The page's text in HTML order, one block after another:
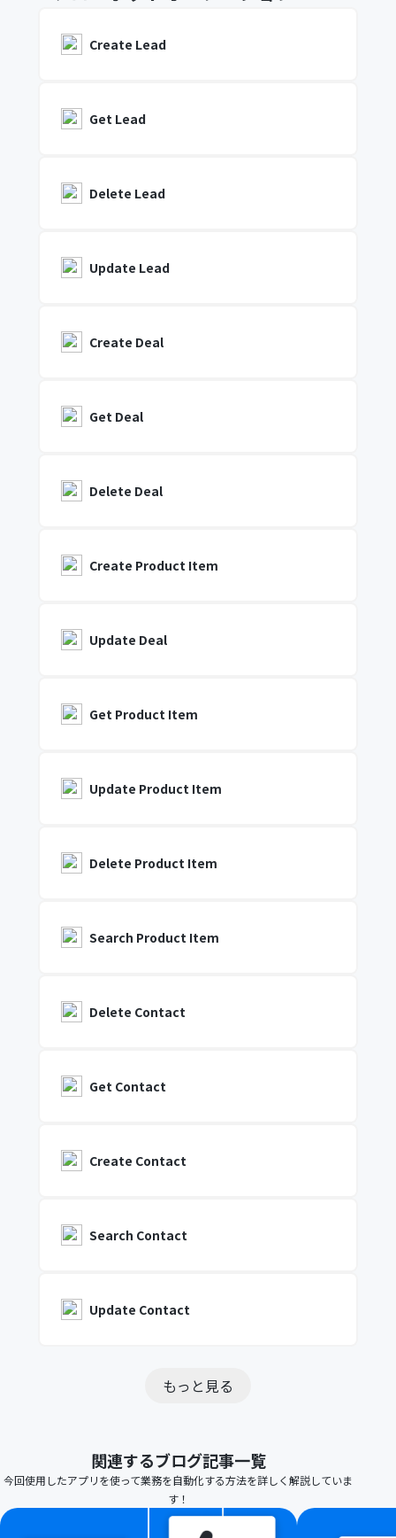
Create Lead
Get Lead
Delete Lead
Update Lead
Create Deal
Get Deal
Delete Deal
Create Product Item
Update Deal
Get Product Item
Update Product Item
Delete Product Item
Search Product Item
Delete Contact
Get Contact
Create Contact
Search Contact
Update Contact
もっと見る
関連するブログ記事一覧
今回使用したアプリを使って業務を自動化する方法を詳しく解説していま
す！